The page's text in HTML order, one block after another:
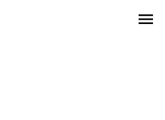
menu